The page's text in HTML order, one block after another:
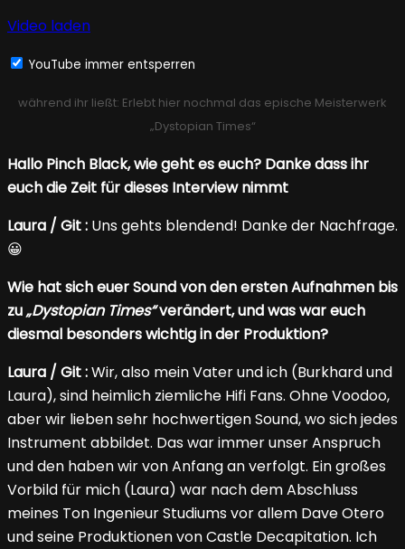
Video laden
YouTube immer entsperren
während ihr ließt: Erlebt hier nochmal das epische Meisterwerk
„Dystopian Times“
Hallo Pinch Black, wie geht es euch? Danke dass ihr
euch die Zeit für dieses Interview nimmt
Laura / Git : Uns gehts blendend! Danke der Nachfrage.
😀
Wie hat sich euer Sound von den ersten Aufnahmen bis
zu„Dystopian Times“verändert, und was war euch
diesmal besonders wichtig in der Produktion?
Laura / Git :Wir, also mein Vater und ich (Burkhard und
Laura), sind heimlich ziemliche Hifi Fans. Ohne Voodoo,
aber wir lieben sehr hochwertigen Sound, wo sich jedes
Instrument abbildet. Das war immer unser Anspruch
und den haben wir von Anfang an verfolgt. Ein großes
Vorbild für mich (Laura) war nach dem Abschluss
meines Ton Ingenieur Studiums vor allem Dave Otero
und seine Produktionen von Castle Decapitation. Ich